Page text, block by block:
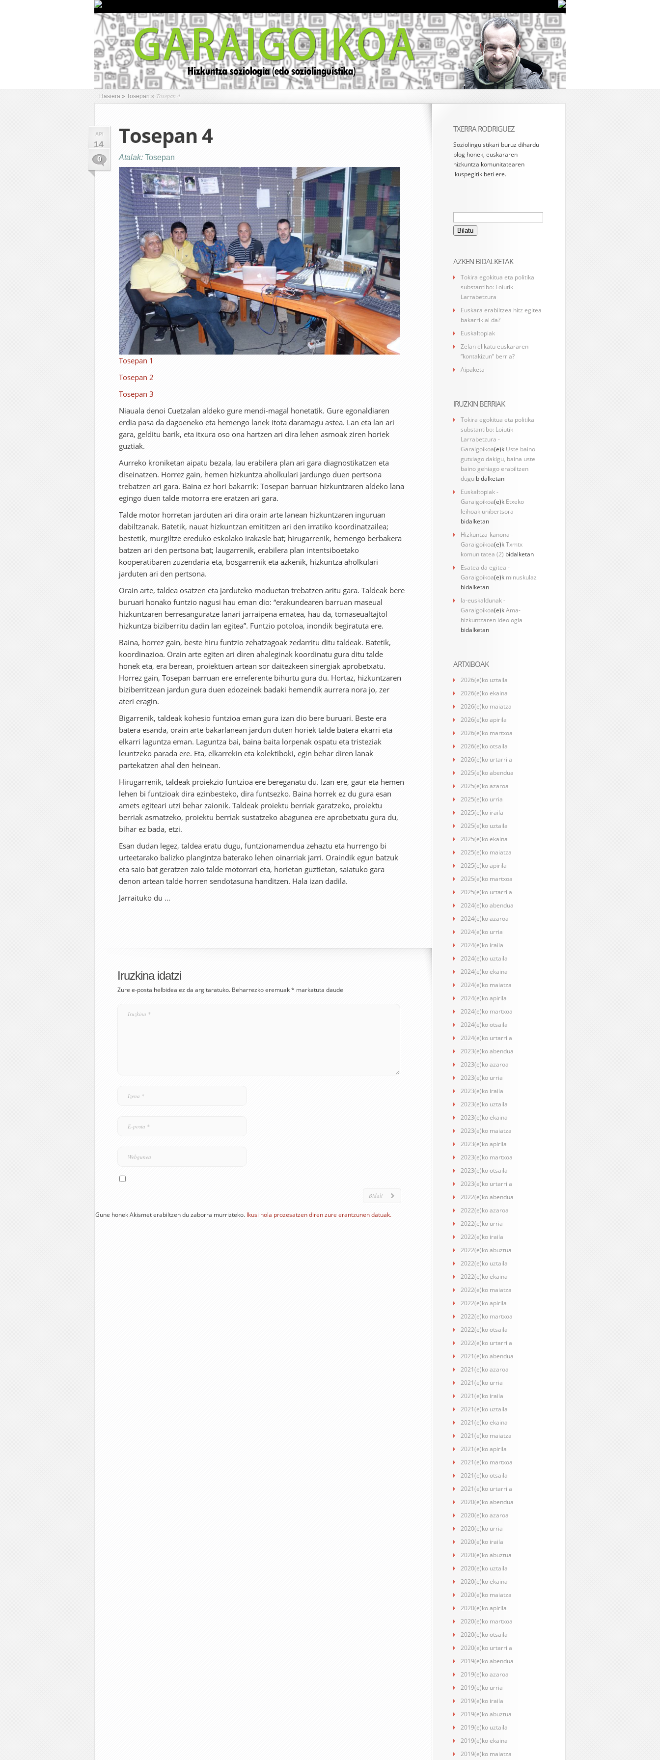
Hasiera » Tosepan » Tosepan 4
API
14
0
Tosepan 4
Atalak: Tosepan
Tosepan 1
Tosepan 2
Tosepan 3
Niauala denoi Cuetzalan aldeko gure mendi-magal honetatik. Gure egonaldiaren
erdia pasa da dagoeneko eta hemengo lanek itota daramagu astea. Lan eta lan ari
gara, gelditu barik, eta itxura oso ona hartzen ari dira lehen asmoak ziren horiek
guztiak.
Aurreko kroniketan aipatu bezala, lau erabilera plan ari gara diagnostikatzen eta
diseinatzen. Horrez gain, hemen hizkuntza aholkulari jardungo duen pertsona
trebatzen ari gara. Baina ez hori bakarrik: Tosepan barruan hizkuntzaren aldeko lana
egingo duen talde motorra ere eratzen ari gara.
Talde motor horretan jarduten ari dira orain arte lanean hizkuntzaren inguruan
dabiltzanak. Batetik, nauat hizkuntzan emititzen ari den irratiko koordinatzailea;
bestetik, murgiltze ereduko eskolako irakasle bat; hirugarrenik, hemengo berbakera
batzen ari den pertsona bat; laugarrenik, erabilera plan intentsiboetako
kooperatibaren zuzendaria eta, bosgarrenik eta azkenik, hizkuntza aholkulari
jarduten ari den pertsona.
Orain arte, taldea osatzen eta jarduteko moduetan trebatzen aritu gara. Taldeak bere
buruari honako funtzio nagusi hau eman dio: “erakundearen barruan maseual
hizkuntzaren berresanguratze lanari jarraipena ematea, hau da, tomaseualtajtol
hizkuntza biziberritu dadin lan egitea”. Funtzio potoloa, inondik begiratuta ere.
Baina, horrez gain, beste hiru funtzio zehatzagoak zedarritu ditu taldeak. Batetik,
koordinazioa. Orain arte egiten ari diren ahaleginak koordinatu gura ditu talde
honek eta, era berean, proiektuen artean sor daitezkeen sinergiak aprobetxatu.
Horrez gain, Tosepan barruan ere erreferente bihurtu gura du. Hortaz, hizkuntzaren
biziberritzean jardun gura duen edozeinek badaki hemendik aurrera nora jo, zer
ateri eragin.
Bigarrenik, taldeak kohesio funtzioa eman gura izan dio bere buruari. Beste era
batera esanda, orain arte bakarlanean jardun duten horiek talde batera ekarri eta
elkarri laguntza eman. Laguntza bai, baina baita lorpenak ospatu eta tristeziak
leuntzeko parada ere. Eta, elkarrekin eta kolektiboki, egin behar diren lanak
partekatzen ahal den heinean.
Hirugarrenik, taldeak proiekzio funtzioa ere bereganatu du. Izan ere, gaur eta hemen
lehen bi funtzioak dira ezinbesteko, dira funtsezko. Baina horrek ez du gura esan
amets egiteari utzi behar zaionik. Taldeak proiektu berriak garatzeko, proiektu
berriak asmatzeko, proiektu berriak sustatzeko abagunea ere aprobetxatu gura du,
bihar ez bada, etzi.
Esan dudan legez, taldea eratu dugu, funtzionamendua zehaztu eta hurrengo bi
urteetarako balizko plangintza baterako lehen oinarriak jarri. Oraindik egun batzuk
eta saio bat geratzen zaio talde motorrari eta, horietan guztietan, saiatuko gara
denon artean talde horren sendotasuna handitzen. Hala izan dadila.
Jarraituko du …
Iruzkina idatzi
Zure e-posta helbidea ez da argitaratuko. Beharrezko eremuak* markatuta daude
Gune honek Akismet erabiltzen du zaborra murrizteko. Ikusi nola prozesatzen diren zure erantzunen datuak.
TXERRA RODRIGUEZ
Soziolinguistikari buruz dihardu
blog honek, euskararen
hizkuntza komunitatearen
ikuspegitik beti ere.
Bilatu:
AZKEN BIDALKETAK
Tokira egokitua eta politika
substantibo: Loiutik
Larrabetzura
Euskara erabiltzea hitz egitea
bakarrik al da?
Euskaltopiak
Zelan elikatu euskararen
“kontakizun” berria?
Aipaketa
IRUZKIN BERRIAK
Tokira egokitua eta politika
substantibo: Loiutik
Larrabetzura -
Garaigoikoa(e)k Uste baino
gutxiago dakigu, baina uste
baino gehiago erabiltzen
dugu bidalketan
Euskaltopiak -
Garaigoikoa(e)k Etxeko
leihoak unibertsora
bidalketan
Hizkuntza-kanona -
Garaigoikoa(e)kTxmtx
komunitatea (2) bidalketan
Esatea da egitea -
Garaigoikoa(e)k minuskulaz
bidalketan
Ia-euskaldunak -
Garaigoikoa(e)kAma-
hizkuntzaren ideologia
bidalketan
ARTXIBOAK
2026(e)ko uztaila
2026(e)ko ekaina
2026(e)ko maiatza
2026(e)ko apirila
2026(e)ko martxoa
2026(e)ko otsaila
2026(e)ko urtarrila
2025(e)ko abendua
2025(e)ko azaroa
2025(e)ko urria
2025(e)ko iraila
2025(e)ko uztaila
2025(e)ko ekaina
2025(e)ko maiatza
2025(e)ko apirila
2025(e)ko martxoa
2025(e)ko urtarrila
2024(e)ko abendua
2024(e)ko azaroa
2024(e)ko urria
2024(e)ko iraila
2024(e)ko uztaila
2024(e)ko ekaina
2024(e)ko maiatza
2024(e)ko apirila
2024(e)ko martxoa
2024(e)ko otsaila
2024(e)ko urtarrila
2023(e)ko abendua
2023(e)ko azaroa
2023(e)ko urria
2023(e)ko iraila
2023(e)ko uztaila
2023(e)ko ekaina
2023(e)ko maiatza
2023(e)ko apirila
2023(e)ko martxoa
2023(e)ko otsaila
2023(e)ko urtarrila
2022(e)ko abendua
2022(e)ko azaroa
2022(e)ko urria
2022(e)ko iraila
2022(e)ko abuztua
2022(e)ko uztaila
2022(e)ko ekaina
2022(e)ko maiatza
2022(e)ko apirila
2022(e)ko martxoa
2022(e)ko otsaila
2022(e)ko urtarrila
2021(e)ko abendua
2021(e)ko azaroa
2021(e)ko urria
2021(e)ko iraila
2021(e)ko uztaila
2021(e)ko ekaina
2021(e)ko maiatza
2021(e)ko apirila
2021(e)ko martxoa
2021(e)ko otsaila
2021(e)ko urtarrila
2020(e)ko abendua
2020(e)ko azaroa
2020(e)ko urria
2020(e)ko iraila
2020(e)ko abuztua
2020(e)ko uztaila
2020(e)ko ekaina
2020(e)ko maiatza
2020(e)ko apirila
2020(e)ko martxoa
2020(e)ko otsaila
2020(e)ko urtarrila
2019(e)ko abendua
2019(e)ko azaroa
2019(e)ko urria
2019(e)ko iraila
2019(e)ko abuztua
2019(e)ko uztaila
2019(e)ko ekaina
2019(e)ko maiatza